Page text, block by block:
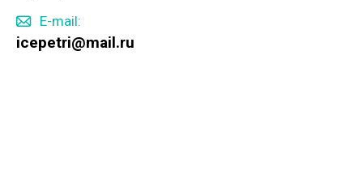
E-mail:
icepetri@mail.ru